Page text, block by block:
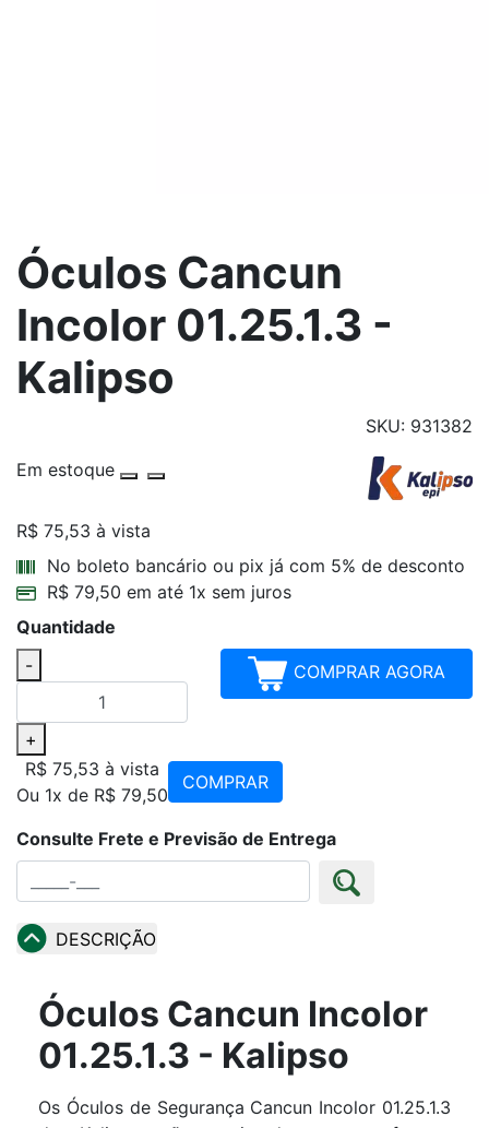
Óculos Cancun
Incolor 01.25.1.3 -
Kalipso
SKU: 931382
Em estoque
R$ 75,53 à vista
No boleto bancário ou pix já com 5% de desconto
R$ 79,50 em até 1x sem juros
Quantidade
-
+
COMPRAR AGORA
R$ 75,53 à vista
Ou 1x de R$ 79,50
COMPRAR
Consulte Frete e Previsão de Entrega
DESCRIÇÃO
Óculos Cancun Incolor
01.25.1.3 - Kalipso
Os Óculos de Segurança Cancun Incolor 01.25.1.3